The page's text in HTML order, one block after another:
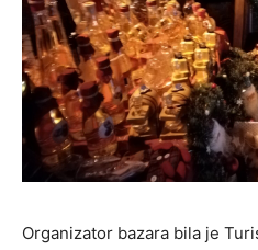
Organizator bazara bila je